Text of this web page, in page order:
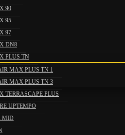
90
95
97
DN8
PLUS TN
MAX PLUS TN 1
MAX PLUS TN 3
TERRASCAPE PLUS
UPTEMPO
MID